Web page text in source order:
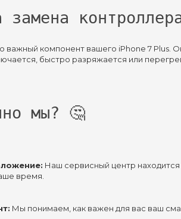
замена
важный компонент вашего iPhone 7 Plus.
быстро разряжается или
мы? 🤔
Наш сервисный центр
время.
Мы понимаем, как важен для вас ваш